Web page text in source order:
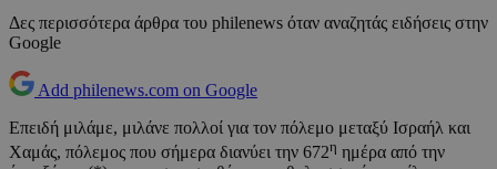
Δες περισσότερα άρθρα του philenews όταν αναζητάς ειδήσεις στην
Google
Add philenews.com on Google
Επειδή μιλάμε, μιλάνε πολλοί για τον πόλεμο μεταξύ Ισραήλ και
Χαμάς, πόλεμος που σήμερα διανύει την 672η ημέρα από την